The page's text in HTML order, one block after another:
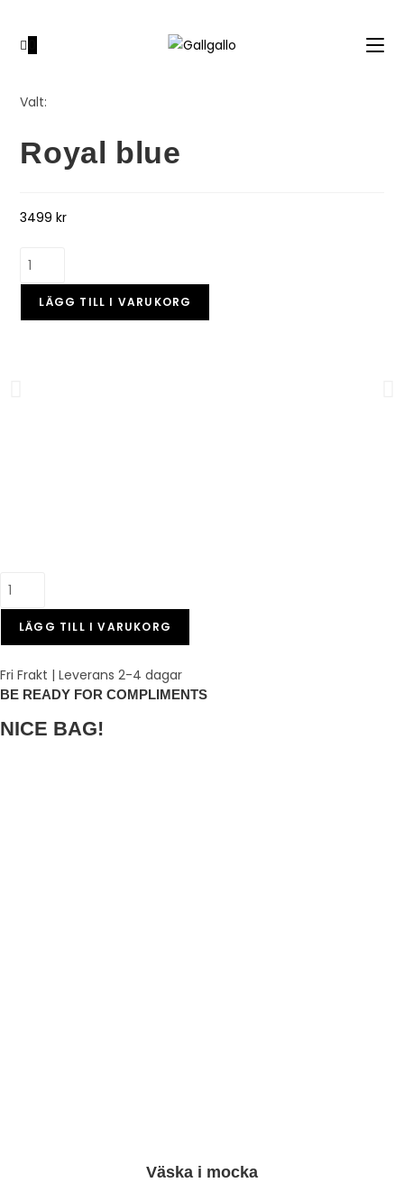
Valt:
Royal blue
3499kr
LÄGG TILL I VARUKORG
LÄGG TILL I VARUKORG
Fri Frakt | Leverans 2-4 dagar
BE READY FOR COMPLIMENTS
NICE BAG!
Väska i mocka